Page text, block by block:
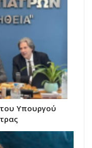
Υπουργού